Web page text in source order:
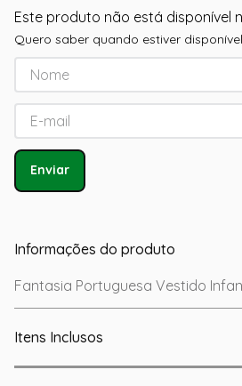
Este produto não está disponível
Quero saber quando estiver disponível
Enviar
Informações do produto
Fantasia Portuguesa Vestido
Itens Inclusos